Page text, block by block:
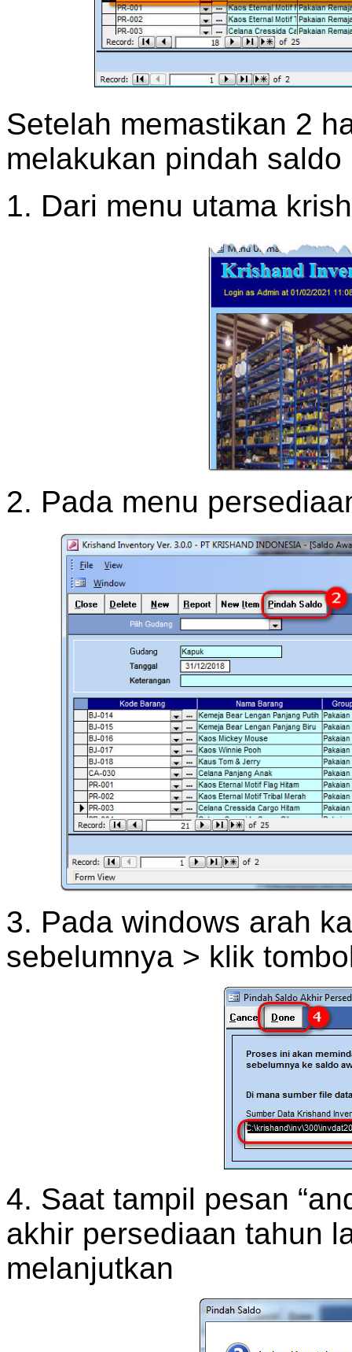
Setelah memastikan 2
melakukan pindah
1. Dari menu utama
2. Pada menu
3. Pada windows arah
sebelumnya > klik
4. Saat tampil pesan
akhir persediaan tahun
melanjutkan